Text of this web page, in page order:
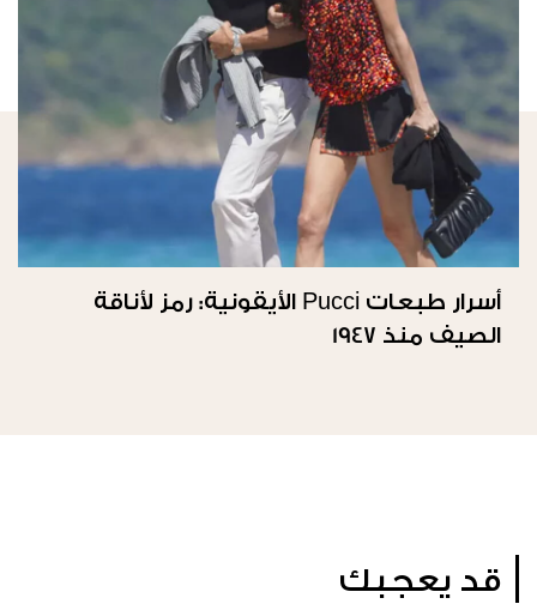
أسرار طبعات Pucci الأيقونية: رمز لأناقة
الصيف منذ 1947
قد يعجبك